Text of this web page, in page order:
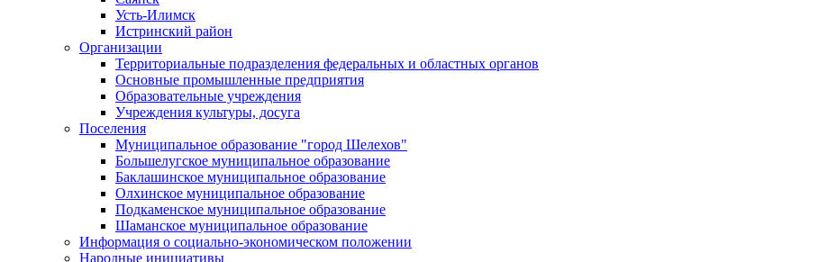
Усть-Илимск
Истринский район
Организации
Территориальные подразделения федеральных и областных органов
Основные промышленные предприятия
Образовательные учреждения
Учреждения культуры, досуга
Поселения
Муниципальное образование "город Шелехов"
Большелугское муниципальное образование
Баклашинское муниципальное образование
Олхинское муниципальное образование
Подкаменское муниципальное образование
Шаманское муниципальное образование
Информация о социально-экономическом положении
Народные инициативы